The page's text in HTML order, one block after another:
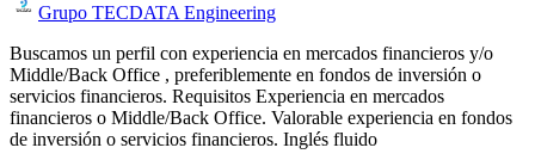
Grupo TECDATA Engineering
Buscamos un perfil con experiencia en mercados financieros y/o
Middle/Back Office , preferiblemente en fondos de inversión o
servicios financieros. Requisitos Experiencia en mercados
financieros o Middle/Back Office. Valorable experiencia en fondos
de inversión o servicios financieros. Inglés fluido